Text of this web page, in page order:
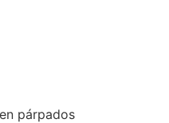
párpados